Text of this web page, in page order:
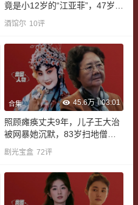
竟是小12岁的“江亚菲”，47岁得
子的扈耀之是真赢家|贵圈人物
酒馆尔 10评
合集 45.6万 03:01
照顾瘫痪丈夫9年，儿子王大治
被网暴她沉默，83岁扫地僧惊
艳《主角》
剧光宝盒 72评